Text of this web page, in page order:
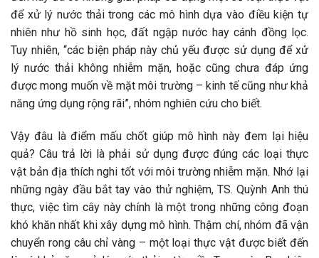
để xử lý nước thải trong các mô hình dựa vào điều kiện tự
nhiên như hồ sinh học, đất ngập nước hay cánh đồng lọc.
Tuy nhiên, “các biện pháp này chủ yếu được sử dụng để xử
lý nước thải không nhiễm mặn, hoặc cũng chưa đáp ứng
được mong muốn về mặt môi trường – kinh tế cũng như khả
năng ứng dụng rộng rãi”, nhóm nghiên cứu cho biết.
Vậy đâu là điểm mấu chốt giúp mô hình này đem lại hiệu
quả? Câu trả lời là phải sử dụng được đúng các loại thực
vật bản địa thích nghi tốt với môi trường nhiễm mặn. Nhớ lại
những ngày đầu bắt tay vào thử nghiệm, TS. Quỳnh Anh thú
thực, việc tìm cây này chính là một trong những công đoạn
khó khăn nhất khi xây dựng mô hình. Thậm chí, nhóm đã vận
chuyển rong câu chỉ vàng – một loại thực vật được biết đến